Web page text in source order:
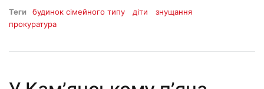
Теги будинок сімейного типу діти
знущання
прокуратура